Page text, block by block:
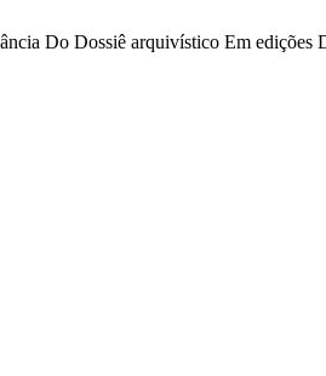
Do Dossiê arquivístico Em